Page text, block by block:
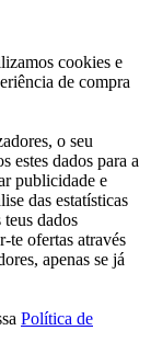
cookies e
de compra
o seu
estes dados para a
publicidade e
das estatísticas
dados
te ofertas através
apenas se já
Política de